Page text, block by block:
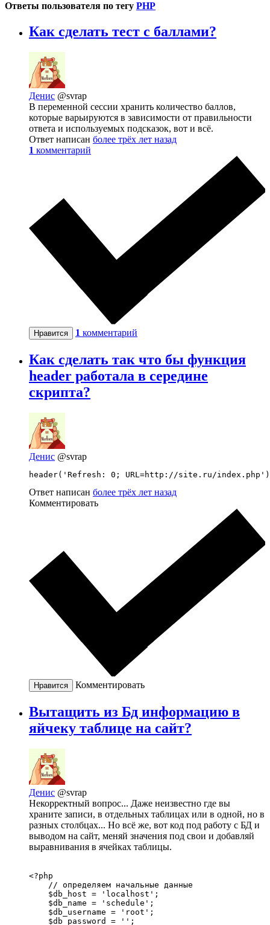
Ответы пользователя по тегу PHP
Как сделать тест с баллами?
Денис @svrap
В переменной сессии хранить количество баллов,
которые варьируются в зависимости от правильности
ответа и используемых подсказок, вот и всё.
Ответ написан более трёх лет назад
1 комментарий
Нравится 1 комментарий
Как сделать так что бы функция
header работала в середине
скрипта?
Денис @svrap
header('Refresh: 0; URL=http://site.ru/
Ответ написан более трёх лет назад
Комментировать
Нравится Комментировать
Вытащить из Бд информацию в
яйчеку таблице на сайт?
Денис @svrap
Некорректный вопрос... Даже неизвестно где вы
храните записи, в отдельных таблицах или в одной, но в
разных столбцах... Но всё же, вот код под работу с БД и
выводом на сайт, меняй значения под свои и добавляй
выравнивания в ячейках таблицы.
<?php
    // определяем начальные данные
    $db_host = 'localhost';
    $db_name = 'schedule';
    $db_username = 'root';
    $db_password = '';